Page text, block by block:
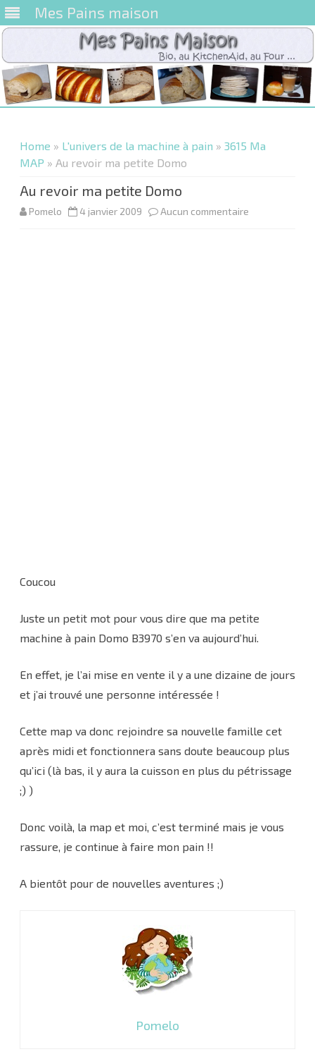
Mes Pains maison
Home » L'univers de la machine à pain » 3615 Ma
MAP » Au revoir ma petite Domo
Au revoir ma petite Domo
Pomelo 4 janvier 2009 Aucun commentaire
Coucou
Juste un petit mot pour vous dire que ma petite
machine à pain Domo B3970 s’en va aujourd’hui.
En effet, je l’ai mise en vente il y a une dizaine de jours
et j’ai trouvé une personne intéressée !
Cette map va donc rejoindre sa nouvelle famille cet
après midi et fonctionnera sans doute beaucoup plus
qu’ici (là bas, il y aura la cuisson en plus du pétrissage
;) )
Donc voilà, la map et moi, c’est terminé mais je vous
rassure, je continue à faire mon pain !!
A bientôt pour de nouvelles aventures ;)
Pomelo